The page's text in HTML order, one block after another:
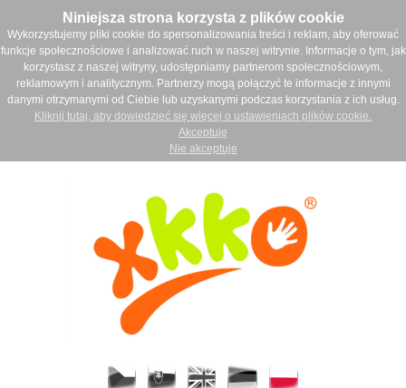
Niniejsza strona korzysta z plików cookie
Wykorzystujemy pliki cookie do spersonalizowania treści i reklam, aby oferować
funkcje społecznościowe i analizować ruch w naszej witrynie. Informacje o tym, jak
korzystasz z naszej witryny, udostępniamy partnerom społecznościowym,
reklamowym i analitycznym. Partnerzy mogą połączyć te informacje z innymi
danymi otrzymanymi od Ciebie lub uzyskanymi podczas korzystania z ich usług.
Kliknij tutaj, aby dowiedzieć się więcej o ustawieniach plików cookie.
Akceptuję
Nie akceptuje